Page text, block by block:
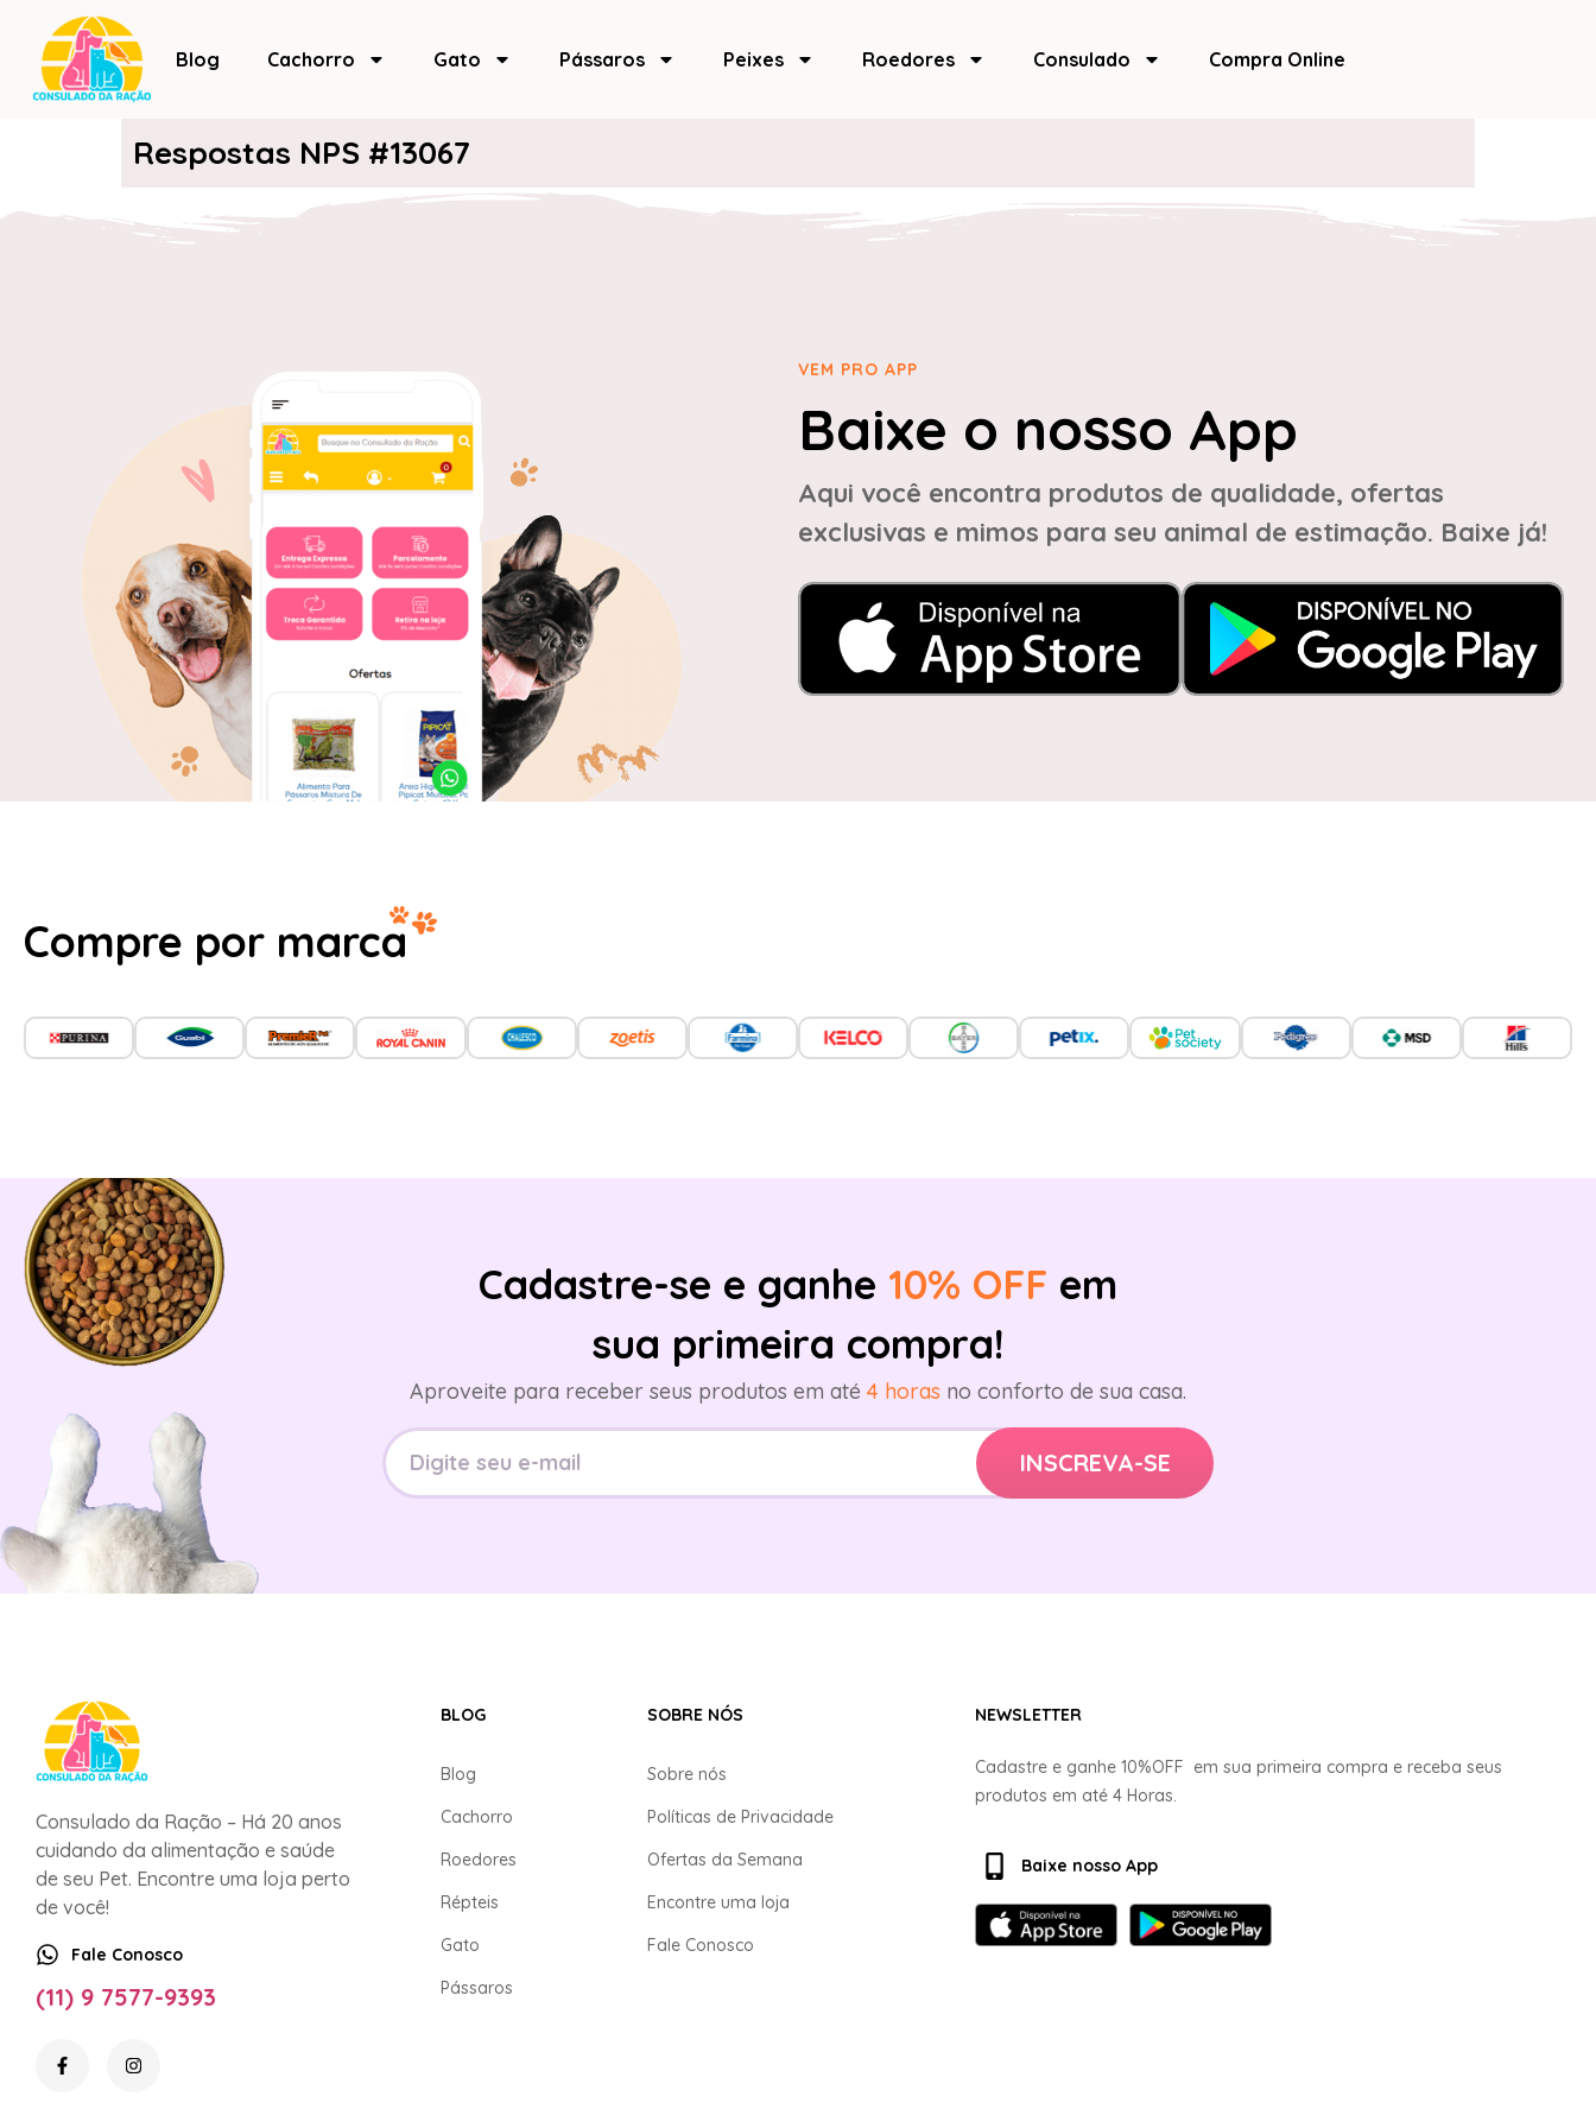
Blog Cachorro Gato Pássaros Peixes Roedores Consulado Compra Online
Respostas NPS #13067
VEM PRO APP
Baixe o nosso App
Aqui você encontra produtos de qualidade, ofertas
exclusivas e mimos para seu animal de estimação. Baixe já!
Compre por marca
Cadastre-se e ganhe 10% OFF em
sua primeira compra!
Aproveite para receber seus produtos em até 4 horas no conforto de sua casa.
Consulado da Ração – Há 20 anos
cuidando da alimentação e saúde
de seu Pet. Encontre uma loja perto
de você!
Fale Conosco
(11) 9 7577-9393
BLOG
Blog
Cachorro
Roedores
Répteis
Gato
Pássaros
SOBRE NÓS
Sobre nós
Políticas de Privacidade
Ofertas da Semana
Encontre uma loja
Fale Conosco
NEWSLETTER
Cadastre e ganhe 10%OFF em sua primeira compra e receba seus
produtos em até 4 Horas.
Baixe nosso App